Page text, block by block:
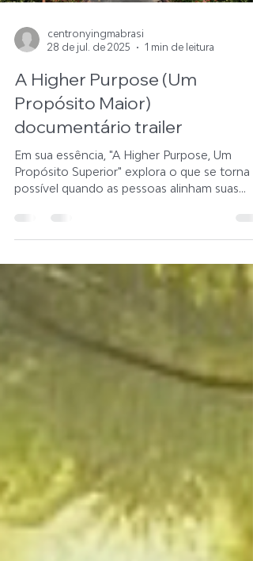
centronyingmabrasi
28 de jul. de 2025
1 min de leitura
A Higher Purpose (Um
Propósito Maior)
documentário trailer